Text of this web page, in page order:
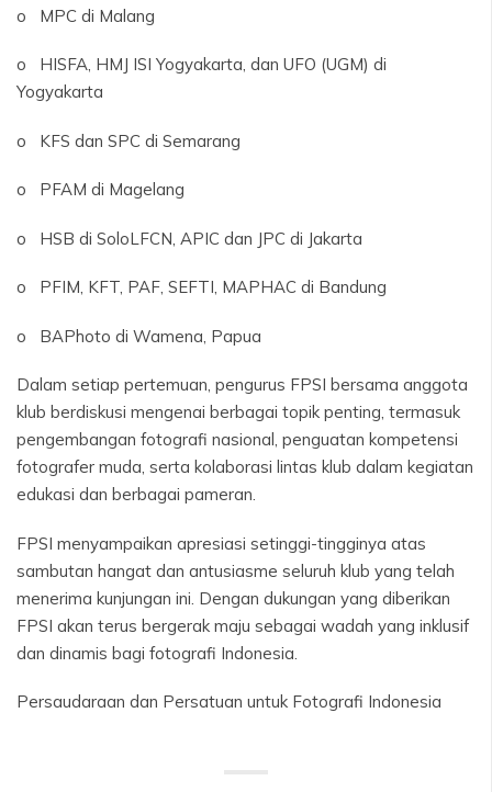
o MPC di Malang
o HISFA, HMJ ISI Yogyakarta, dan UFO (UGM) di
Yogyakarta
o KFS dan SPC di Semarang
o PFAM di Magelang
o HSB di SoloLFCN, APIC dan JPC di Jakarta
o PFIM, KFT, PAF, SEFTI, MAPHAC di Bandung
o BAPhoto di Wamena, Papua
Dalam setiap pertemuan, pengurus FPSI bersama anggota
klub berdiskusi mengenai berbagai topik penting, termasuk
pengembangan fotografi nasional, penguatan kompetensi
fotografer muda, serta kolaborasi lintas klub dalam kegiatan
edukasi dan berbagai pameran.
FPSI menyampaikan apresiasi setinggi-tingginya atas
sambutan hangat dan antusiasme seluruh klub yang telah
menerima kunjungan ini. Dengan dukungan yang diberikan
FPSI akan terus bergerak maju sebagai wadah yang inklusif
dan dinamis bagi fotografi Indonesia.
Persaudaraan dan Persatuan untuk Fotografi Indonesia